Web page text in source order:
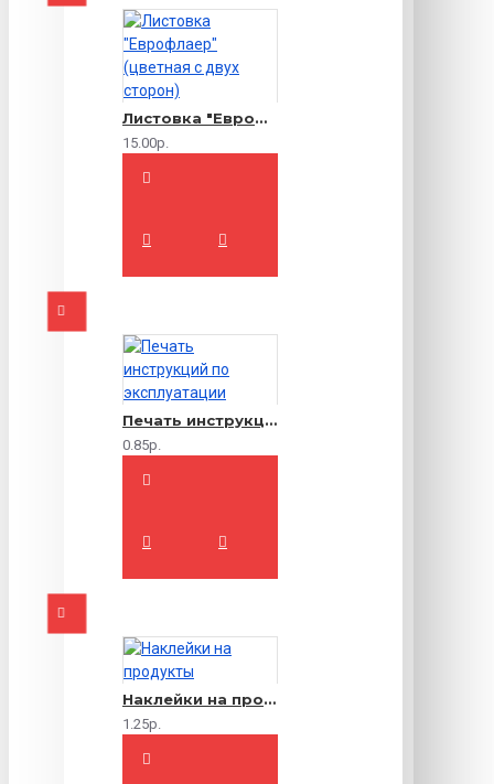
Листовка "Еврофлаер" (цветная с двух сторон)
15.00р.
Печать инструкций по эксплуатации
0.85р.
Наклейки на продукты
1.25р.